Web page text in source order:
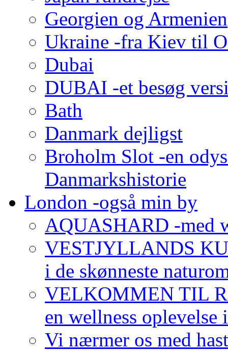
Georgien og Armenien
Ukraine -fra Kiev til
Dubai
DUBAI -et besøg
Bath
Danmark dejligst
Broholm Slot -en
Danmarkshistorie
London -også min by
AQUASHARD -med
VESTJYLLANDS
i de skønneste
VELKOMMEN TIL
en wellness
Vi nærmer os med